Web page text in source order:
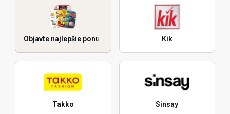
Objavte najlepšie ponuky Kik
Takko Sinsay